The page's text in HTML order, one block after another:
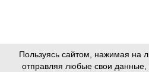
Пользуясь сайтом, нажимая на
отправляя любые свои